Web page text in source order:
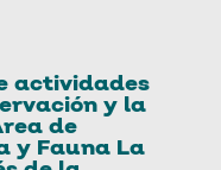
actividades
y la
de
y Fauna La